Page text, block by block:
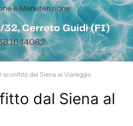
sconfitto dal Siena al Viareggio
dal Siena al